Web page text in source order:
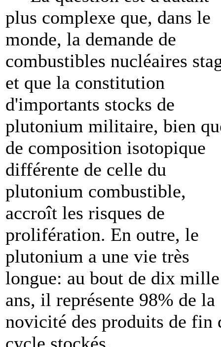
plus complexe que, dans le
monde, la demande de
combustibles nucléaires
et que la constitution
d'importants stocks de
plutonium militaire, bien
de composition isotopique
différente de celle du
plutonium combustible,
accroît les risques de
prolifération. En outre, le
plutonium a une vie très
longue: au bout de dix mille
ans, il représente 98% de la
novicité des produits de fin